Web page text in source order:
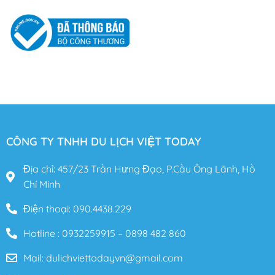
CÔNG TY TNHH DU LỊCH VIỆT TODAY
Địa chỉ: 457/23 Trần Hưng Đạo, P.Cầu Ông Lãnh, Hồ
Chí Minh
Điện thoại: 090.4438.229
Hotline : 0932259915 – 0898 482 860
Mail: dulichviettodayvn@gmail.com